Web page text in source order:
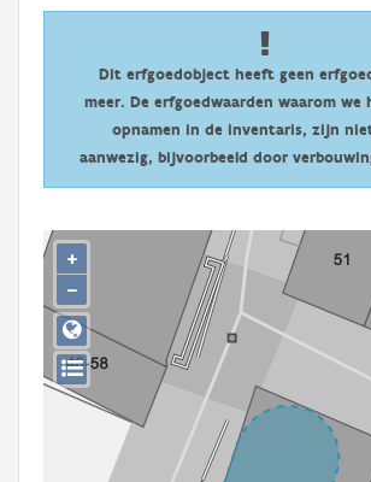
DownloadsDit erfgoedobject heeft geen
meer. De erfgoedwaarden waarom we
opnamen in de inventaris, zijn
aanwezig, bijvoorbeeld door
+
−